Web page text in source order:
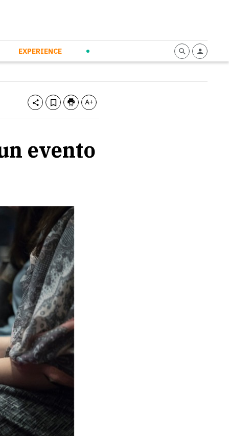
EXPERIENCE
evento